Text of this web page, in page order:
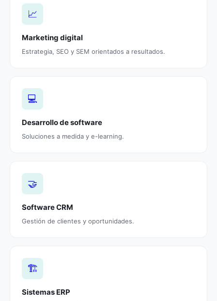
📈
Marketing digital
Estrategia, SEO y SEM orientados a resultados.
💻
Desarrollo de software
Soluciones a medida y e-learning.
🤝
Software CRM
Gestión de clientes y oportunidades.
🏗️
Sistemas ERP